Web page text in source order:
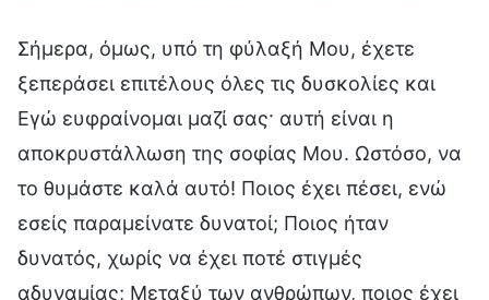
Σήμερα, όμως, υπό τη φύλαξή Μου, έχετε
ξεπεράσει επιτέλους όλες τις δυσκολίες και
Εγώ ευφραίνομαι μαζί σας· αυτή είναι η
αποκρυστάλλωση της σοφίας Μου. Ωστόσο, να
το θυμάστε καλά αυτό! Ποιος έχει πέσει, ενώ
εσείς παραμείνατε δυνατοί; Ποιος ήταν
δυνατός, χωρίς να έχει ποτέ στιγμές
αδυναμίας; Μεταξύ των ανθρώπων, ποιος έχει